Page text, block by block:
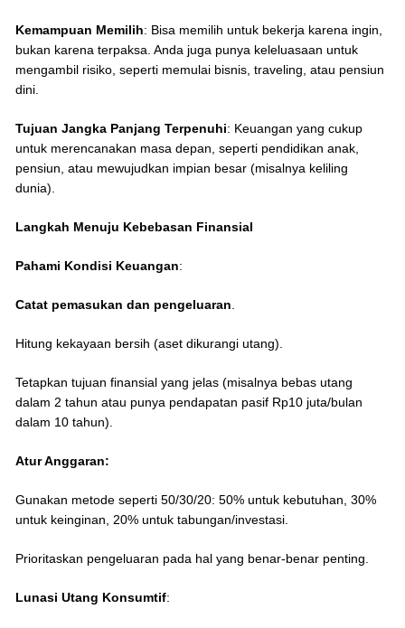
Kemampuan Memilih: Bisa memilih untuk bekerja karena ingin,
bukan karena terpaksa. Anda juga punya keleluasaan untuk
mengambil risiko, seperti memulai bisnis, traveling, atau pensiun
dini.
Tujuan Jangka Panjang Terpenuhi: Keuangan yang cukup
untuk merencanakan masa depan, seperti pendidikan anak,
pensiun, atau mewujudkan impian besar (misalnya keliling
dunia).
Langkah Menuju Kebebasan Finansial
Pahami Kondisi Keuangan:
Catat pemasukan dan pengeluaran.
Hitung kekayaan bersih (aset dikurangi utang).
Tetapkan tujuan finansial yang jelas (misalnya bebas utang
dalam 2 tahun atau punya pendapatan pasif Rp10 juta/bulan
dalam 10 tahun).
Atur Anggaran:
Gunakan metode seperti 50/30/20: 50% untuk kebutuhan, 30%
untuk keinginan, 20% untuk tabungan/investasi.
Prioritaskan pengeluaran pada hal yang benar-benar penting.
Lunasi Utang Konsumtif: